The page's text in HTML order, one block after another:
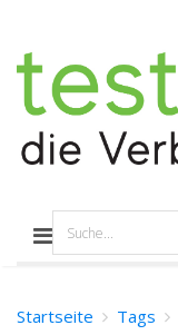
Startseite Tags